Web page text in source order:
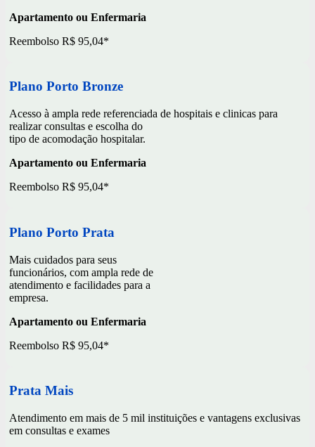
Apartamento ou Enfermaria
Reembolso R$ 95,04*
Plano Porto Bronze
Acesso à ampla rede referenciada de hospitais e clinicas para
realizar consultas e escolha do
tipo de acomodação hospitalar.
Apartamento ou Enfermaria
Reembolso R$ 95,04*
Plano Porto Prata
Mais cuidados para seus
funcionários, com ampla rede de
atendimento e facilidades para a
empresa.
Apartamento ou Enfermaria
Reembolso R$ 95,04*
Prata Mais
Atendimento em mais de 5 mil instituições e vantagens exclusivas
em consultas e exames